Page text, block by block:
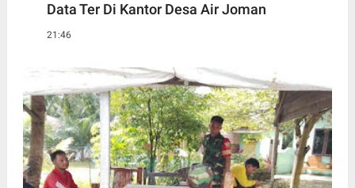
Data Ter Di Kantor Desa Air Joman
21:46